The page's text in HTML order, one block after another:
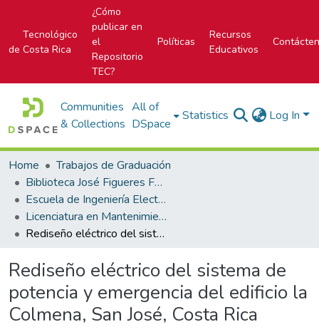
Tecnológico
de Costa Rica
¿Cómo
publicar en
el
Repositorio
TEC?
Políticas
Recursos
Educativos
Communities
& Collections
All of
DSpace
Statistics Log In
Home
Trabajos de Graduación
Biblioteca José Figueres Ferrer
Escuela de Ingeniería Electromecánica
Licenciatura en Mantenimiento Industrial
Rediseño eléctrico del sistema de potencia y emergencia del edificio la Colmena, San José, Costa Rica
Rediseño eléctrico del sistema de
potencia y emergencia del edificio la
Colmena, San José, Costa Rica